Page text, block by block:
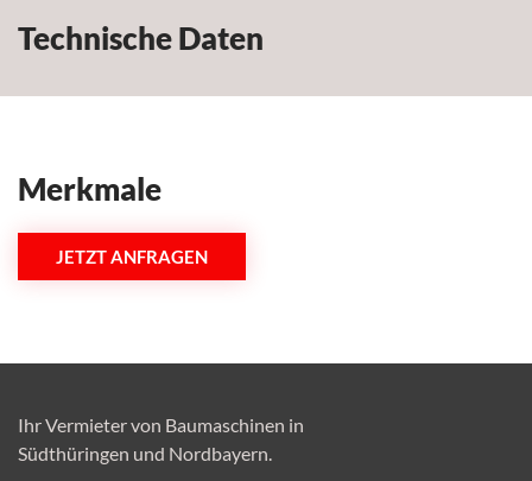
Technische Daten
Merkmale
JETZT ANFRAGEN
Ihr Vermieter von Baumaschinen in
Südthüringen und Nordbayern.